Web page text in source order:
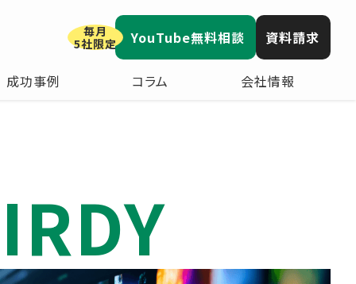
成功事例 コラム 会社情報
毎月
5社限定
YouTube無料相談 資料請求